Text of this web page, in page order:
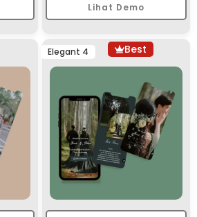
Lihat Demo
Elegant 4 Best